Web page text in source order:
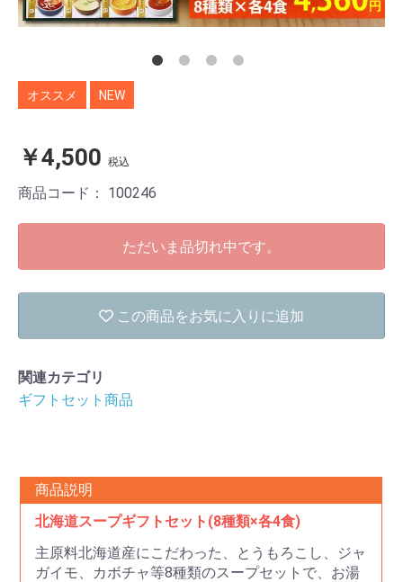
オススメ NEW
￥4,500 税込
商品コード： 100246
ただいま品切れ中です。
この商品をお気に入りに追加
関連カテゴリ
ギフトセット商品
商品説明
北海道スープギフトセット(8種類×各4食)
主原料北海道産にこだわった、とうもろこし、ジャ
ガイモ、カボチャ等8種類のスープセットで、お湯